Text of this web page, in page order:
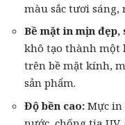
màu sắc tươi
Bề mặt in mịn
khô tạo thành một
trên bề mặt kính,
sản phẩm.
Độ bền cao: Mực in